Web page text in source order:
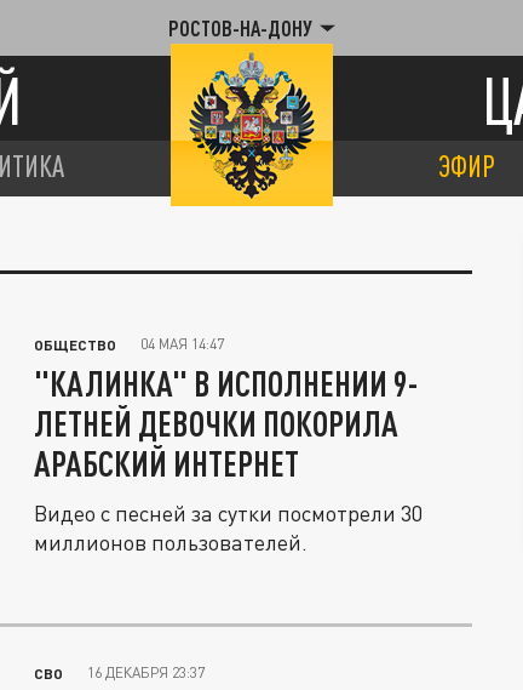
РОСТОВ-НА-ДОНУ
ЭФИР
ОБЩЕСТВО 04 МАЯ 14:47
"КАЛИНКА" В ИСПОЛНЕНИИ 9-
ЛЕТНЕЙ ДЕВОЧКИ ПОКОРИЛА
АРАБСКИЙ ИНТЕРНЕТ
Видео с песней за сутки посмотрели 30
миллионов пользователей.
СВО 16 ДЕКАБРЯ 23:37